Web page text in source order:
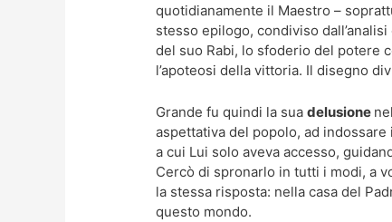
quotidianamente il Maestro –
stesso epilogo, condiviso
del suo Rabi, lo sfoderio del potere
l’apoteosi della vittoria. Il disegno
Grande fu quindi la suadelusione
aspettativa del popolo, ad
a cui Lui solo aveva accesso,
Cercò di spronarlo in tutti i modi, a
la stessa risposta: nella casa del
questo mondo.